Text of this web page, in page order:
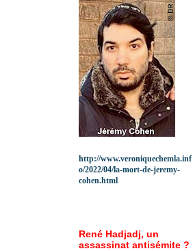
http://www.veroniquechemla.inf
o/2022/04/la-mort-de-jeremy-
cohen.html
René Hadjadj, un
assassinat antisémite ?